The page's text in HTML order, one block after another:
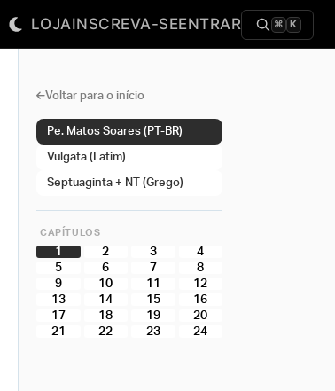
LOJAINSCREVA-SEENTRAR ⌘ K
Voltar para o início
Pe. Matos Soares (PT-BR)
Vulgata (Latim)
Septuaginta + NT (Grego)
CAPÍTULOS
1 2 3
4
5
6 7
8
9
10 11
12
13
14 15
16
17
18 19
20
21
22 23 24